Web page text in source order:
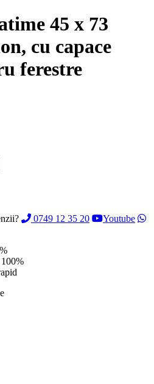
45 x 73
cu capace
ferestre
0749 12 35 20
Youtube
100%